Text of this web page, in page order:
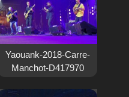
Yaouank-2018-Carre-
Manchot-D417970